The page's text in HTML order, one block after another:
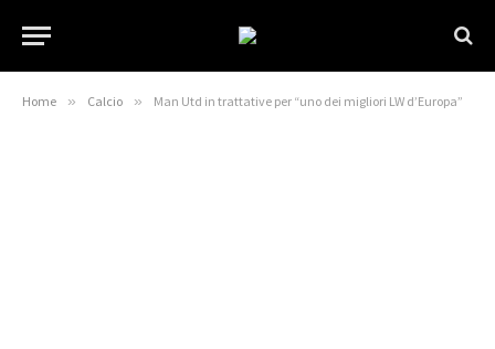
Home » Calcio » Man Utd in trattative per “uno dei migliori LW d’Europa”